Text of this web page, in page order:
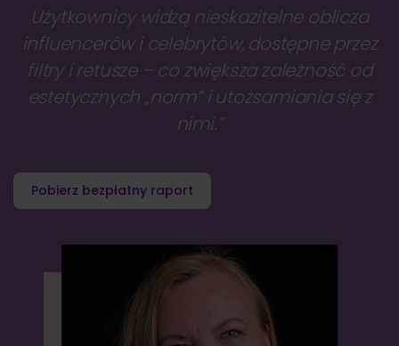
Użytkownicy widzą nieskazitelne oblicza
influencerów i celebrytów, dostępne przez
filtry i retusze – co zwiększa zależność od
estetycznych „norm” i utożsamiania się z
nimi.”
Pobierz bezpłatny raport